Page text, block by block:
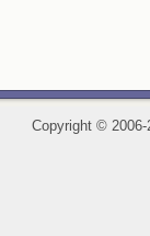
Copyright ©